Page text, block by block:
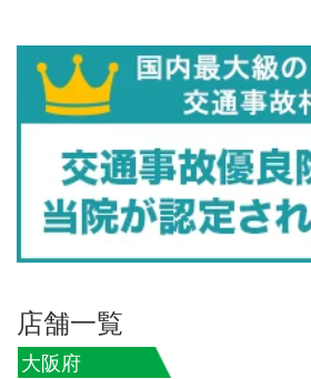
店舗一覧
大阪府